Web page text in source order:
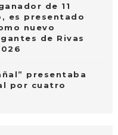
de 11
es presentado
nuevo
de Rivas
presentaba
por cuatro